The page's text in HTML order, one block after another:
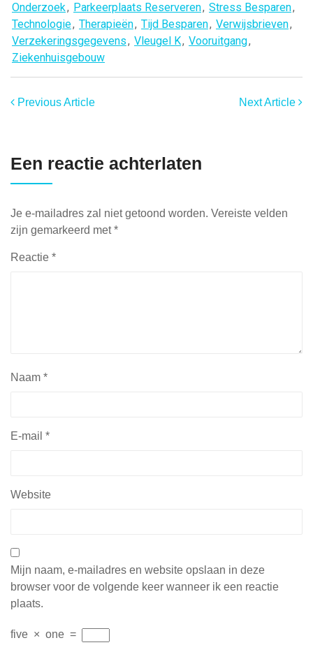
Onderzoek, Parkeerplaats Reserveren, Stress Besparen,
Technologie, Therapieën, Tijd Besparen, Verwijsbrieven,
Verzekeringsgegevens, Vleugel K, Vooruitgang,
Ziekenhuisgebouw
Previous Article Next Article
Een reactie achterlaten
Je e-mailadres zal niet getoond worden. Vereiste velden
zijn gemarkeerd met*
Reactie *
Naam *
E-mail *
Website
Mijn naam, e-mailadres en website opslaan in deze
browser voor de volgende keer wanneer ik een reactie
plaats.
five × one =